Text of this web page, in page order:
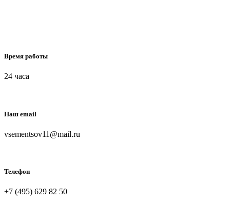
Время работы
24 часа
Наш email
vsementsov11@mail.ru
Телефон
+7 (495) 629 82 50